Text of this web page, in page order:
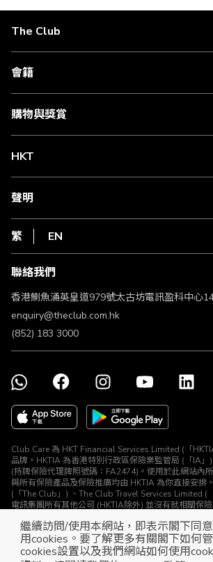
繼續訪問/使用本網站，即表示閣下同
用cookies。要了解更多有關閣下如何
cookies設置以及我們網站如何使用
The Club
關於 The Club
合作夥伴
媒體中心
會籍
會籍及專屬禮遇
賺取積分
購物與獎賞
物流與配送
Club Shopping 商品領取站
常見問題
HKT
csl.
1010
HKT
聲明
私隱聲明
使用條款
條款及細則
不歧視及不騷擾聲明
認可牌照及通告
繁 EN
聯絡我們
香港鰂魚涌英皇道979號太古坊電訊盈科中心
enquiry@theclub.com.hk
(852) 183 3000
Club Care 為 HKT Financial Services Limited (「
品牌。HKTIA 為香港特別行政區保險業監管局 (「IA
(持牌保險代理牌照號碼：FA2474)。使用於此網站內
與所有保險產品及保險推廣均由 HKTIA 為你直接安排
(「The Club」) 、The Club Travel Services Limited (
電訊集團所有其他公司 (HKTIA除外) 並沒有就相關保
© The Club 2026. 保留所有權利
立即下載The Club手機app